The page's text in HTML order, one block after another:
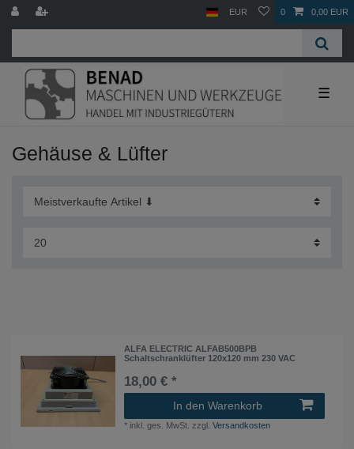
EUR 0 0,00 EUR
☰
Gehäuse & Lüfter
ALFA ELECTRIC ALFAB500BPB
Schaltschranklüfter 120x120 mm 230 VAC
18,00 € *
In den Warenkorb
* inkl. ges. MwSt. zzgl.Versandkosten